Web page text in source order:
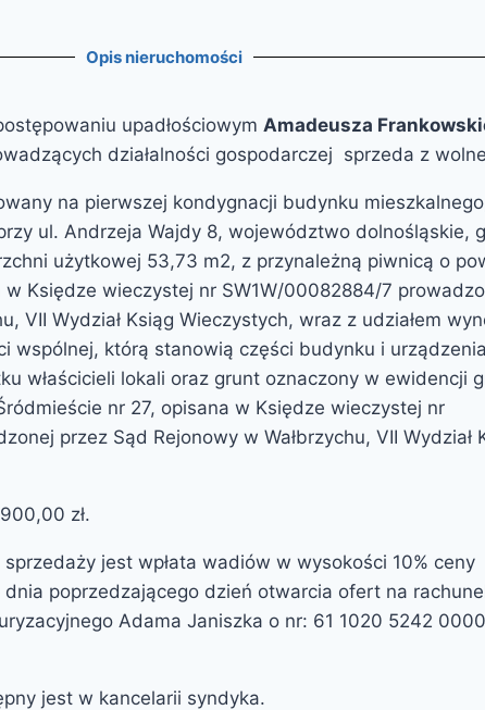
Opis nieruchomości
upadłościowym Amadeusza
działalności gospodarczej sprzeda z
na pierwszej kondygnacji budynku
ul. Andrzeja Wajdy 8, województwo dolnośląskie,
użytkowej 53,73 m2, z przynależną piwnicą o
Księdze wieczystej nr SW1W/00082884/7
VII Wydział Ksiąg Wieczystych, wraz z udziałem
wspólnej, którą stanowią części budynku i
właścicieli lokali oraz grunt oznaczony w ewidencji
nr 27, opisana w Księdze wieczystej nr
przez Sąd Rejonowy w Wałbrzychu, VII Wydział
zł.
jest wpłata wadiów w wysokości 10% ceny
dnia poprzedzającego dzień otwarcia ofert na
Adama Janiszka o nr: 61 1020 5242
jest w kancelarii syndyka.SUPER OFERTA